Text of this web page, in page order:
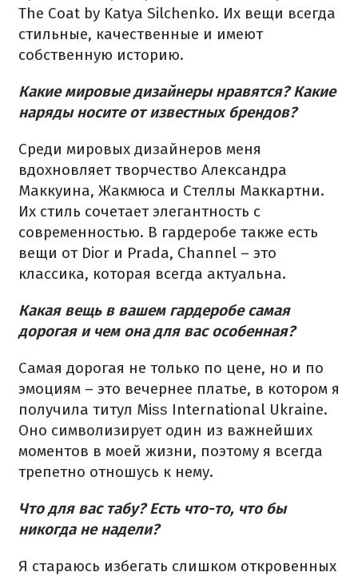
The Coat by Katya Silchenko. Их вещи всегда
стильные, качественные и имеют
собственную историю.
Какие мировые дизайнеры нравятся? Какие
наряды носите от известных брендов?
Среди мировых дизайнеров меня
вдохновляет творчество Александра
Маккуина, Жакмюса и Стеллы Маккартни.
Их стиль сочетает элегантность с
современностью. В гардеробе также есть
вещи от Dior и Prada, Channel – это
классика, которая всегда актуальна.
Какая вещь в вашем гардеробе самая
дорогая и чем она для вас особенная?
Самая дорогая не только по цене, но и по
эмоциям – это вечернее платье, в котором я
получила титул Mіѕѕ International Ukraine.
Оно символизирует один из важнейших
моментов в моей жизни, поэтому я всегда
трепетно отношусь к нему.
Что для вас табу? Есть что-то, что бы
никогда не надели?
Я стараюсь избегать слишком откровенных